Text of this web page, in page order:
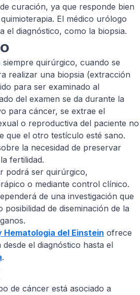
curación, ya que responde bien
El médico urólogo
el diagnóstico, como la biopsia.
siempre quirúrgico, cuando se
realizar una biopsia (extracción
para ser examinado al
del examen se da durante la
para cáncer, se extrae el
o reproductiva del paciente no
que el otro testículo esté sano.
la necesidad de preservar
fertilidad.
podrá ser quirúrgico,
o mediante control clínico.
de una investigación que
de diseminación de la
Hematologia del Einstein ofrece
el diagnóstico hasta el
.
de cáncer está asociado a